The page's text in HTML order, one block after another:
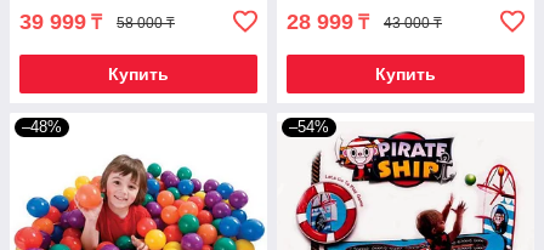
39 999 ₸ 58 000 ₸
Купить
28 999 ₸ 43 000 ₸
Купить
–48% –54%